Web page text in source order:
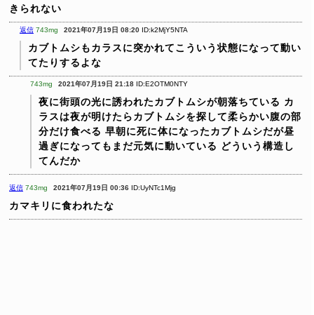
きられない
返信 743mg 2021年07月19日 08:20 ID:k2MjY5NTA
カブトムシもカラスに突かれてこういう状態になって動い
てたりするよな
743mg 2021年07月19日 21:18 ID:E2OTM0NTY
夜に街頭の光に誘われたカブトムシが朝落ちている カ
ラスは夜が明けたらカブトムシを探して柔らかい腹の部
分だけ食べる 早朝に死に体になったカブトムシだが昼
過ぎになってもまだ元気に動いている どういう構造し
てんだか
返信 743mg 2021年07月19日 00:36 ID:UyNTc1Mjg
カマキリに食われたな